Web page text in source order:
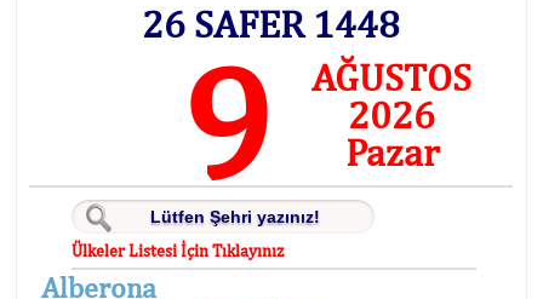
26 SAFER 1448
9
AĞUSTOS
2026
Pazar
Ülkeler Listesi İçin Tıklayınız
Alberona